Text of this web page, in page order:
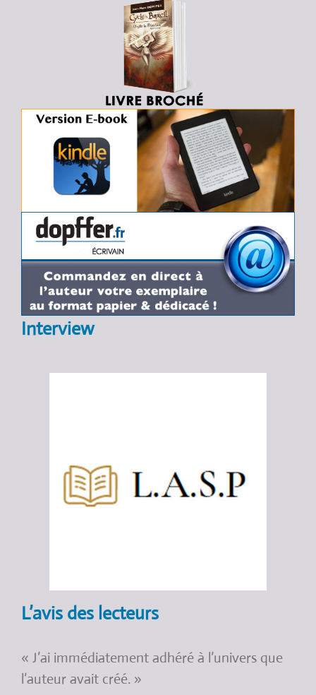
Interview
L’avis des lecteurs
« J’ai immédiatement adhéré à l’univers que
l’auteur avait créé. »